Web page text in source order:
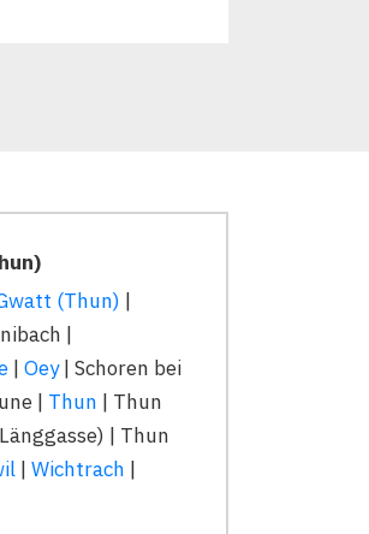
(Thun) |
|
| Oey| Schoren bei
| Thun | Thun
| Thun
| Wichtrach |